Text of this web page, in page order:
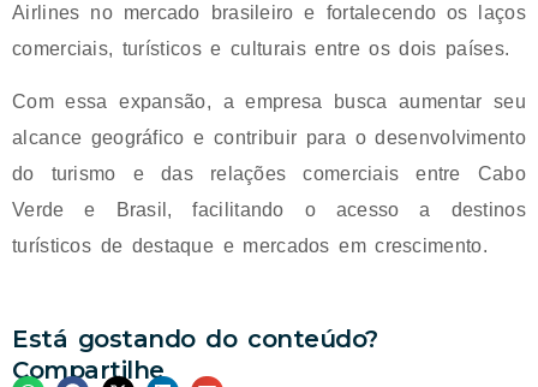
Airlines no mercado brasileiro e fortalecendo os laços
comerciais, turísticos e culturais entre os dois países.
Com essa expansão, a empresa busca aumentar seu
alcance geográfico e contribuir para o desenvolvimento
do turismo e das relações comerciais entre Cabo
Verde e Brasil, facilitando o acesso a destinos
turísticos de destaque e mercados em crescimento.
Está gostando do conteúdo?
Compartilhe